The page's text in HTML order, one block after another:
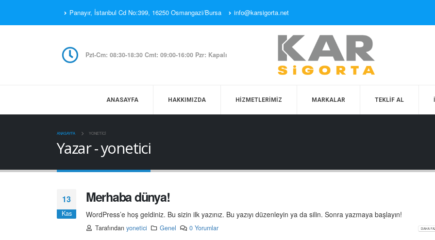
Panayır, İstanbul Cd No:399, 16250 Osmangazi/Bursa info@karsigorta.net
Pzt-Cm: 08:30-18:30 Cmt: 09:00-16:00 Pzr: Kapalı
ANASAYFA HAKKIMIZDA HIZMETLERIMIZ MARKALAR TEKLIF AL
ANASAYFA YONETICI
Yazar - yonetici
13
Kas
Merhaba dünya!
WordPress’e hoş geldiniz. Bu sizin ilk yazınız. Bu yazıyı düzenleyin ya da silin. Sonra yazmaya başlayın!
Tarafından yonetici Genel 0 Yorumlar DAHA